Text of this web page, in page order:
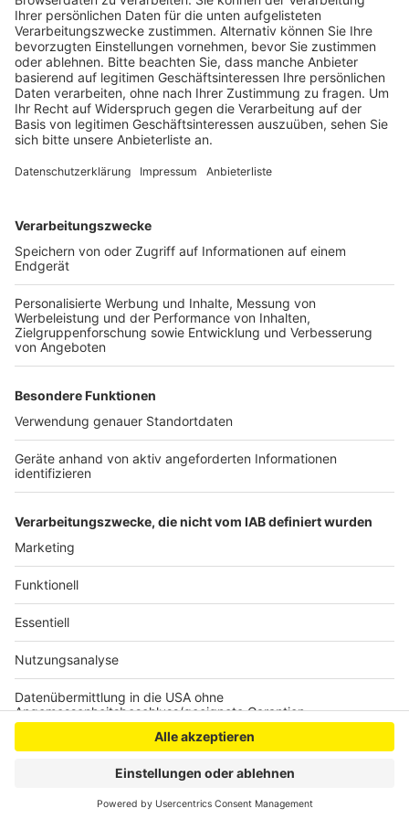
Anzeige
Veröffentlicht:Montag, 31.05.2021 16:10
Anzeige
Nach Angaben der Brühler Agentur für Arbeit sind das
Vergleich mit dem Mai vor einem Jahr: damals hat es
der positiven Entwicklung profitieren alle
Personengruppe, nur die Zahl der Langzeitarbeitslosen
und der älteren Arbeitslosen ist gestiegen. Insgesamt
herrscht viel Bewegung auf dem Arbeitsmarkt: es
haben gut 1.000 Menschen ihre Stelle verloren,
deutlich weniger als noch im April. Gleichzeitig haben
fast genau so viele einen Job bekommen. Die
Allein im Mai haben sie fast 750 freie Stellen
gemeldet. Im Vergleich zum April sind das über acht
Prozent mehr. Die Arbeitslosenquote liegt derzeit bei
7,1 Prozent. Im April lag die Quote bei 7,2 Prozent.
Anzeige